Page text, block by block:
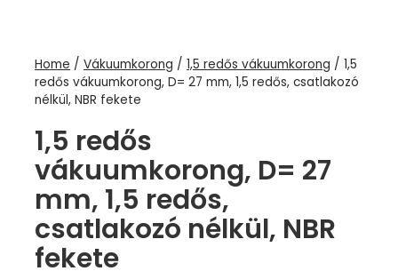
Home /Vákuumkorong /1,5 redős vákuumkorong / 1,5
redős vákuumkorong, D= 27 mm, 1,5 redős, csatlakozó
nélkül, NBR fekete
1,5 redős
vákuumkorong, D= 27
mm, 1,5 redős,
csatlakozó nélkül, NBR
fekete